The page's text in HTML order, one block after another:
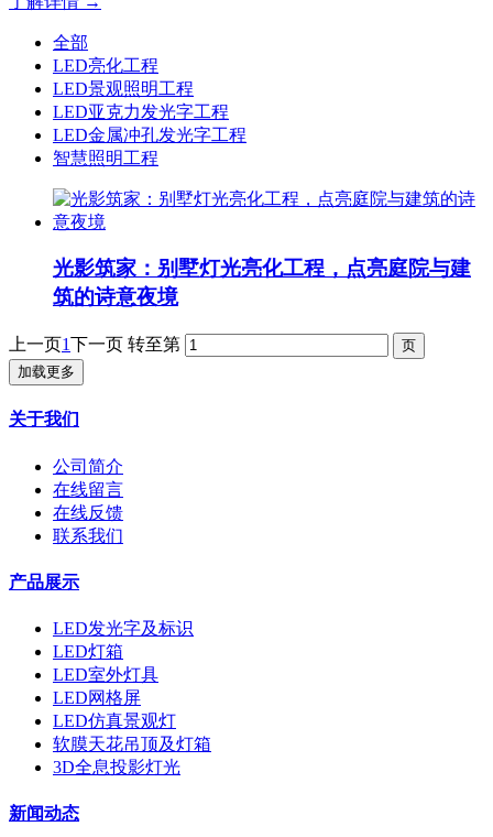
全部
LED亮化工程
LED景观照明工程
LED亚克力发光字工程
LED金属冲孔发光字工程
智慧照明工程
‍光影筑家：别墅灯光亮化工程，点亮庭院与建
筑的诗意夜境
上一页1下一页 转至第
加载更多
关于我们
公司简介
在线留言
在线反馈
联系我们
产品展示
LED发光字及标识
LED灯箱
LED室外灯具
LED网格屏
LED仿真景观灯
软膜天花吊顶及灯箱
3D全息投影灯光
新闻动态